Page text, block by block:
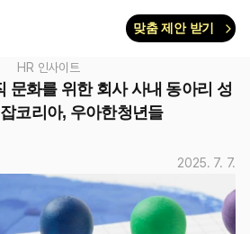
맞춤 제안 받기
HR 인사이트
문화를 위한 회사 사내 동아리 성
코리아, 우아한청년들
2025. 7. 7.